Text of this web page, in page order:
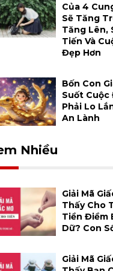
Của 4
Sẽ Tăng
Tăng Lên,
Tiến Và
Đẹp Hơn
Bốn Con
Suốt
Phải Lo
An Lành
Nhiều
Giải Mã
Thấy Cho
Tiền Điềm
Dữ? Con
Giải Mã